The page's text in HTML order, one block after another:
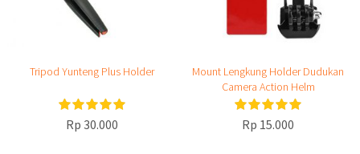
Tripod Yunteng Plus Holder
Rp 30.000
Mount Lengkung Holder Dudukan
Camera Action Helm
Rp 15.000